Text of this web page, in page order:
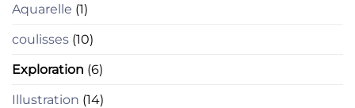
Aquarelle (1)
coulisses (10)
Exploration (6)
Illustration (14)